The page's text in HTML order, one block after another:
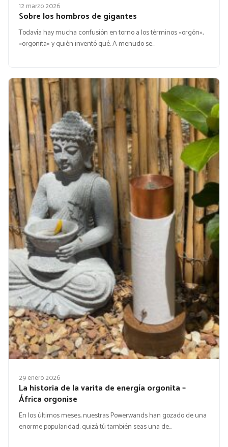
12 marzo 2026
Sobre los hombros de gigantes
Todavía hay mucha confusión en torno a los términos «orgón»,
«orgonita» y quién inventó qué. A menudo se…
29 enero 2026
La historia de la varita de energía orgonita –
África orgonise
En los últimos meses, nuestras Powerwands han gozado de una
enorme popularidad; quizá tú también seas una de…